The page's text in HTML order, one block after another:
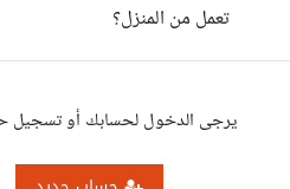
تعمل من المنزل؟
يرجى الدخول لحسابك أو تسجيل